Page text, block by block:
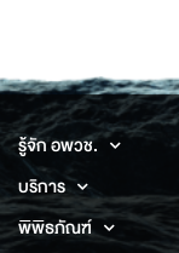
รู้จัก อพวช.
บริการ
พิพิธภัณฑ์